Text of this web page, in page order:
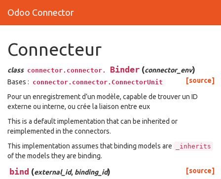
Odoo Connector
Connecteur
class connector.connector. Binder (connector_env)
[source]
Bases : connector.connector.ConnectorUnit
Pour un enregistrement d’un modèle, capable de trouver un ID
externe ou interne, ou crée la liaison entre eux
This is a default implementation that can be inherited or
reimplemented in the connectors.
This implementation assumes that binding models are
_inherits
of the models they are binding.
bind (external_id, binding_id)
[source]